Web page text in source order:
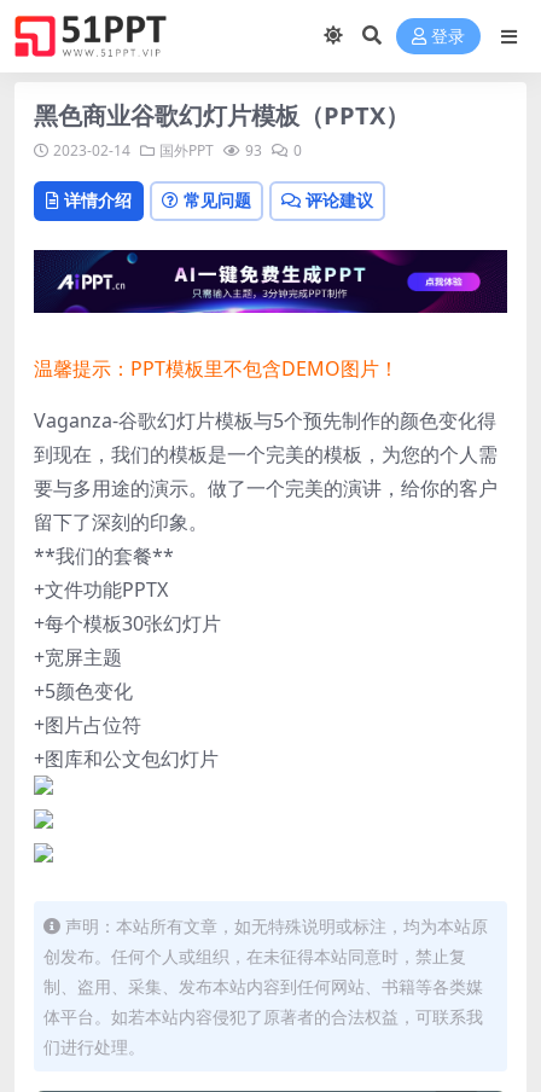
登录
黑色商业谷歌幻灯片模板（PPTX）
2023-02-14 国外PPT 93 0
详情介绍 常见问题 评论建议
温馨提示：PPT模板里不包含DEMO图片！
Vaganza-谷歌幻灯片模板与5个预先制作的颜色变化得
到现在，我们的模板是一个完美的模板，为您的个人需
要与多用途的演示。做了一个完美的演讲，给你的客户
留下了深刻的印象。
**我们的套餐**
+文件功能PPTX
+每个模板30张幻灯片
+宽屏主题
+5颜色变化
+图片占位符
+图库和公文包幻灯片
声明：本站所有文章，如无特殊说明或标注，均为本站原
创发布。任何个人或组织，在未征得本站同意时，禁止复
制、盗用、采集、发布本站内容到任何网站、书籍等各类媒
体平台。如若本站内容侵犯了原著者的合法权益，可联系我
们进行处理。